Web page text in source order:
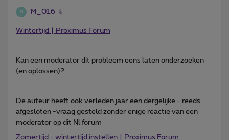
M M_016
Wintertijd | Proximus Forum
Kan een moderator dit probleem eens laten onderzoeken
(en oplossen)?
De auteur heeft ook verleden jaar een dergelijke - reeds
afgesloten -vraag gesteld zonder enige reactie van een
moderator op dit Nl forum
Zomertijd - wintertijd instellen | Proximus Forum